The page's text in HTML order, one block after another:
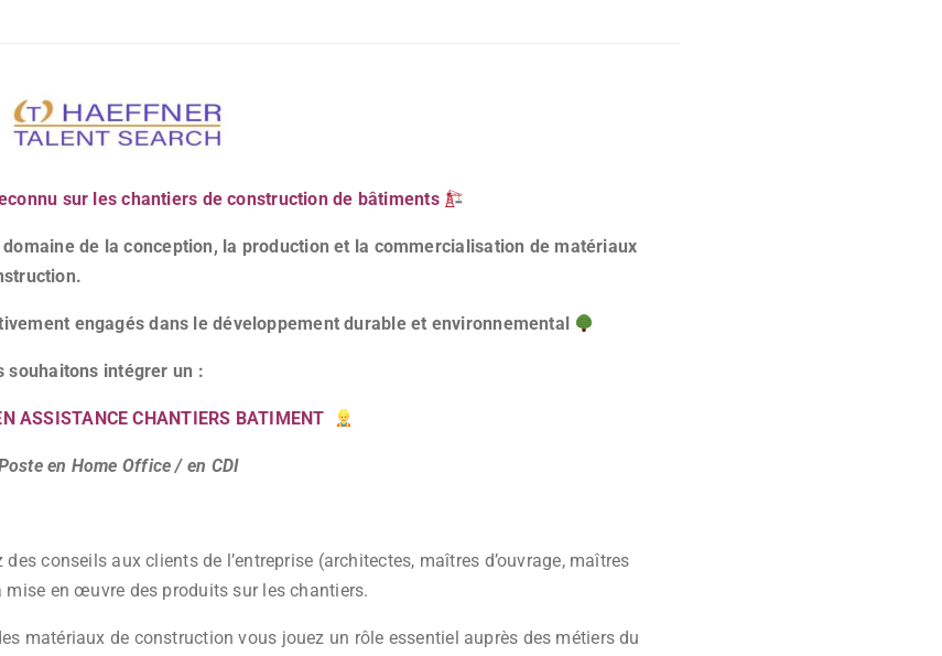
sur les chantiers de construction de bâtiments
de la conception, la production et la commercialisation de matériaux
engagés dans le développement durable et environnemental
souhaitons intégrer un :
ASSISTANCE CHANTIERS BATIMENT
en Home Office / en CDI
conseils aux clients de l’entreprise (architectes, maîtres d’ouvrage, maîtres
en œuvre des produits sur les chantiers.
matériaux de construction vous jouez un rôle essentiel auprès des métiers du